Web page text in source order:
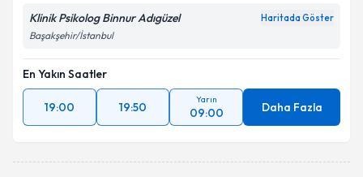
Klinik Psikolog Binnur Adıgüzel Haritada Göster
Başakşehir/İstanbul
En Yakın Saatler
19:00 19:50
Yarın
09:00 Daha Fazla